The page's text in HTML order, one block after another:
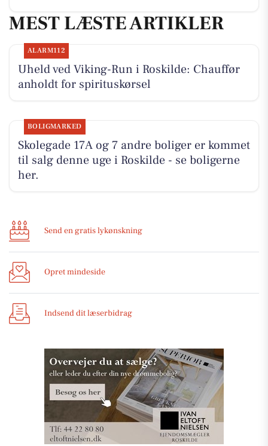
MEST LÆSTE ARTIKLER
ALARM112
Uheld ved Viking-Run i Roskilde: Chauffør
anholdt for spirituskørsel
BOLIGMARKED
Skolegade 17A og 7 andre boliger er kommet
til salg denne uge i Roskilde - se boligerne
her.
Send en gratis lykønskning
Opret mindeside
Indsend dit læserbidrag